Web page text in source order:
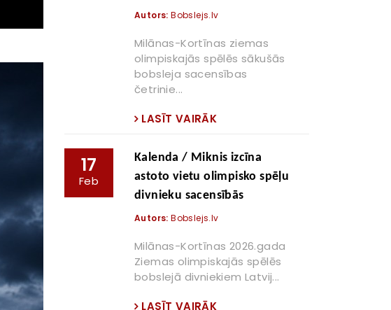
Autors: Bobslejs.lv
Milānas-Kortīnas ziemas
olimpiskajās spēlēs sākušās
bobsleja sacensības
četrinie...
LASĪT VAIRĀK
17
Feb
Kalenda / Miknis izcīna
astoto vietu olimpisko spēļu
divnieku sacensībās
Autors: Bobslejs.lv
Milānas-Kortīnas 2026.gada
Ziemas olimpiskajās spēlēs
bobslejā divniekiem Latvij...
LASĪT VAIRĀK